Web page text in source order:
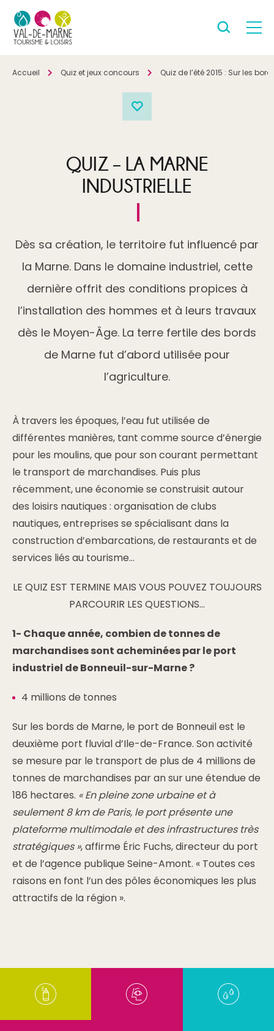
Accueil Quiz et jeux concours Quiz de l’été 2015 : Sur les
QUIZ – LA MARNE
INDUSTRIELLE
Dès sa création, le territoire fut influencé par
la Marne. Dans le domaine industriel, cette
dernière offrit des conditions propices à
l’installation des hommes et à leurs travaux
dès le Moyen-Âge. La terre fertile des bords
de Marne fut d’abord utilisée pour
l’agriculture.
À travers les époques, l’eau fut utilisée de
différentes manières, tant comme source d’énergie
pour les moulins, que pour son courant permettant
le transport de marchandises. Puis plus
récemment, une économie se construisit autour
des loisirs nautiques : organisation de clubs
nautiques, entreprises se spécialisant dans la
construction d’embarcations, de restaurants et de
services liés au tourisme…
LE QUIZ EST TERMINE MAIS VOUS POUVEZ TOUJOURS
PARCOURIR LES QUESTIONS…
1- Chaque année, combien de tonnes de
marchandises sont acheminées par le port
industriel de Bonneuil-sur-Marne ?
4 millions de tonnes
Sur les bords de Marne, le port de Bonneuil est le
deuxième port fluvial d’Ile-de-France. Son activité
se mesure par le transport de plus de 4 millions de
tonnes de marchandises par an sur une étendue de
186 hectares. « En pleine zone urbaine et à
seulement 8 km de Paris, le port présente une
plateforme multimodale et des infrastructures très
stratégiques », affirme Éric Fuchs, directeur du port
et de l’agence publique Seine-Amont. « Toutes ces
raisons en font l’un des pôles économiques les plus
attractifs de la région ».